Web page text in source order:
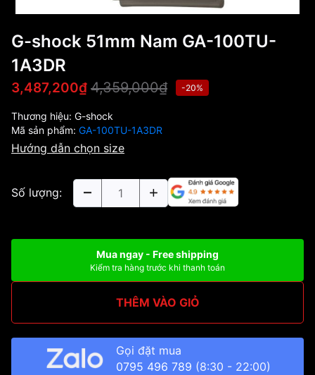
G-shock 51mm Nam GA-100TU-
1A3DR
3,487,200₫ 4,359,000₫ -20%
Thương hiệu: G-shock
Mã sản phẩm: GA-100TU-1A3DR
Hướng dẫn chọn size
Số lượng:
Mua ngay - Free shipping
Kiểm tra hàng trước khi thanh toán
THÊM VÀO GIỎ
Gọi đặt mua
0795 496 789 (8:30 - 22:00)